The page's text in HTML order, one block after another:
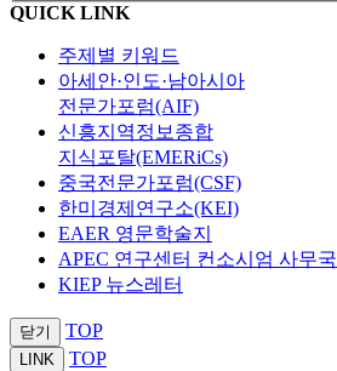
QUICK LINK
주제별 키워드
아세안·인도·남아시아
전문가포럼(AIF)
신흥지역정보종합
지식포탈(EMERiCs)
중국전문가포럼(CSF)
한미경제연구소(KEI)
EAER 영문학술지
APEC 연구센터 컨소시엄 사무국
KIEP 뉴스레터
닫기 TOP
LINK TOP